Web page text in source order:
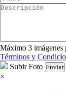
Máximo 3 imágenes
Términos y
Subir Foto Enviar
×